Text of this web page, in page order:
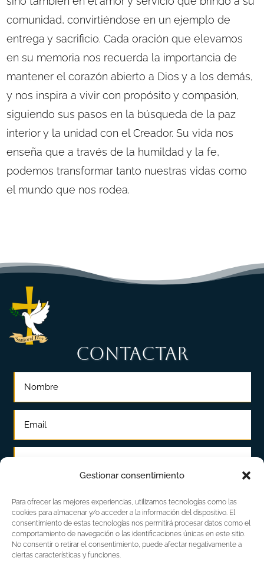
Gestionar consentimiento
Para ofrecer las mejores experiencias, utilizamos tecnologías como las
cookies para almacenar y/o acceder a la información del dispositivo. El
consentimiento de estas tecnologías nos permitirá procesar datos como el
comportamiento de navegación o las identificaciones únicas en este sitio.
No consentir o retirar el consentimiento, puede afectar negativamente a
ciertas características y funciones.
comunidad, convirtiéndose en un ejemplo de
entrega y sacrificio. Cada oración que elevamos
en su memoria nos recuerda la importancia de
mantener el corazón abierto a Dios y a los demás,
y nos inspira a vivir con propósito y compasión,
siguiendo sus pasos en la búsqueda de la paz
interior y la unidad con el Creador. Su vida nos
enseña que a través de la humildad y la fe,
podemos transformar tanto nuestras vidas como
el mundo que nos rodea.
CONTACTAR